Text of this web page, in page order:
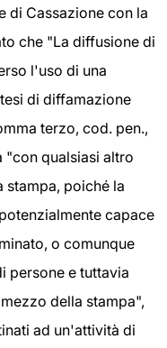
di Cassazione con la
che "La diffusione di
l'uso di una
di diffamazione
terzo, cod. pen.,
qualsiasi altro
poiché la
capace
o comunque
persone e tuttavia
della stampa",
ad un'attività di